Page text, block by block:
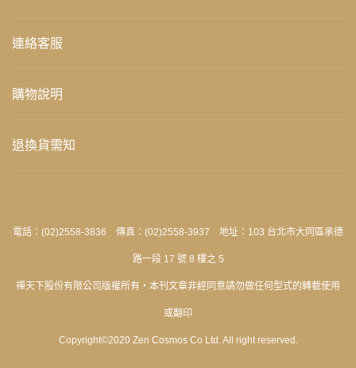
連絡客服
購物說明
退換貨需知
電話：(02)2558-3836 傳真：(02)2558-3937 地址：103 台北市大同區承德
路一段 17 號 8 樓之 5
禪天下股份有限公司版權所有‧本刊文章非經同意請勿做任何型式的轉載使用
或翻印
Copyright©2020 Zen Cosmos Co Ltd. All right reserved.